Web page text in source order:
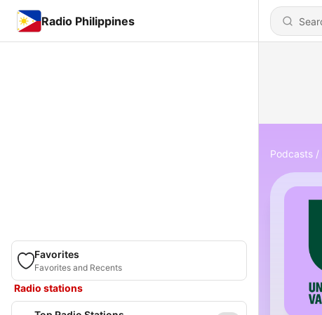
Radio Philippines
Favorites
Favorites and Recents
Radio stations
Podcasts